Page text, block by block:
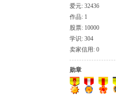
爱元: 32436
作品: 1
股票: 10000
学识: 304
卖家信用: 0
勋章